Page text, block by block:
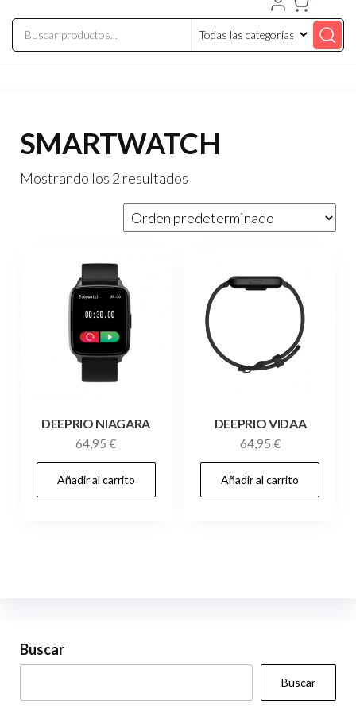
SMARTWATCH
Mostrando los 2 resultados
DEEPRIO NIAGARA
64,95€
Añadir al carrito
DEEPRIO VIDAA
64,95 €
Añadir al carrito
Buscar
Buscar